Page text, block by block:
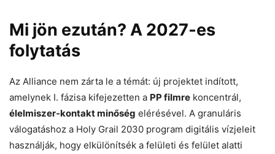
Mi jön ezután? A 2027‑es
folytatás
Az Alliance nem zárta le a témát: új projektet indított,
amelynek I. fázisa kifejezetten a PP filmre koncentrál,
élelmiszer‑kontakt minőség elérésével. A granuláris
válogatáshoz a Holy Grail 2030 program digitális vízjeleit
használják, hogy elkülönítsék a felületi és felület alatti